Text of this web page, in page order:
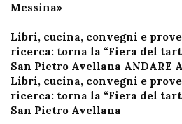
Messina»
Libri, cucina, convegni e
ricerca: torna la “Fiera del
San Pietro Avellana ANDARE
Libri, cucina, convegni e
ricerca: torna la “Fiera del
San Pietro Avellana